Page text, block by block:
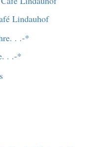
Lindauhof
. .-*